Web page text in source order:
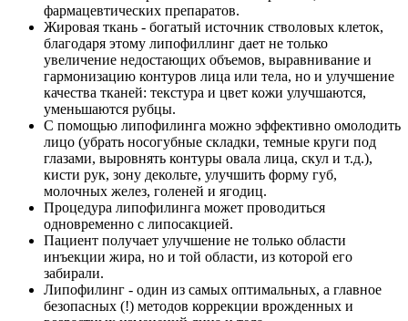
услуги
фармацевтических препаратов.
Жировая ткань - богатый источник стволовых клеток,
благодаря этому липофиллинг дает не только
увеличение недостающих объемов, выравнивание и
гармонизацию контуров лица или тела, но и улучшение
качества тканей: текстура и цвет кожи улучшаются,
уменьшаются рубцы.
С помощью липофилинга можно эффективно омолодить
лицо (убрать носогубные складки, темные круги под
глазами, выровнять контуры овала лица, скул и т.д.),
кисти рук, зону декольте, улучшить форму губ,
молочных желез, голеней и ягодиц.
Процедура липофилинга может проводиться
одновременно с липосакцией.
Пациент получает улучшение не только области
инъекции жира, но и той области, из которой его
забирали.
Липофилинг - один из самых оптимальных, а главное
безопасных (!) методов коррекции врожденных и